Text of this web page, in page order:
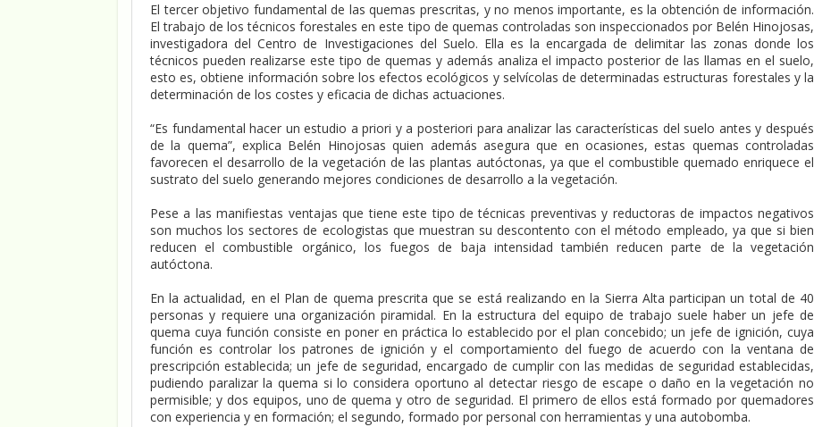
El tercer objetivo fundamental de las quemas prescritas, y no menos importante, es la obtención de información.
El trabajo de los técnicos forestales en este tipo de quemas controladas son inspeccionados por Belén Hinojosas,
investigadora del Centro de Investigaciones del Suelo. Ella es la encargada de delimitar las zonas donde los
técnicos pueden realizarse este tipo de quemas y además analiza el impacto posterior de las llamas en el suelo,
esto es, obtiene información sobre los efectos ecológicos y selvícolas de determinadas estructuras forestales y la
determinación de los costes y eficacia de dichas actuaciones.
“Es fundamental hacer un estudio a priori y a posteriori para analizar las características del suelo antes y después
de la quema”, explica Belén Hinojosas quien además asegura que en ocasiones, estas quemas controladas
favorecen el desarrollo de la vegetación de las plantas autóctonas, ya que el combustible quemado enriquece el
sustrato del suelo generando mejores condiciones de desarrollo a la vegetación.
Pese a las manifiestas ventajas que tiene este tipo de técnicas preventivas y reductoras de impactos negativos
son muchos los sectores de ecologistas que muestran su descontento con el método empleado, ya que si bien
reducen el combustible orgánico, los fuegos de baja intensidad también reducen parte de la vegetación
autóctona.
En la actualidad, en el Plan de quema prescrita que se está realizando en la Sierra Alta participan un total de 40
personas y requiere una organización piramidal. En la estructura del equipo de trabajo suele haber un jefe de
quema cuya función consiste en poner en práctica lo establecido por el plan concebido; un jefe de ignición, cuya
función es controlar los patrones de ignición y el comportamiento del fuego de acuerdo con la ventana de
prescripción establecida; un jefe de seguridad, encargado de cumplir con las medidas de seguridad establecidas,
pudiendo paralizar la quema si lo considera oportuno al detectar riesgo de escape o daño en la vegetación no
permisible; y dos equipos, uno de quema y otro de seguridad. El primero de ellos está formado por quemadores
con experiencia y en formación; el segundo, formado por personal con herramientas y una autobomba.